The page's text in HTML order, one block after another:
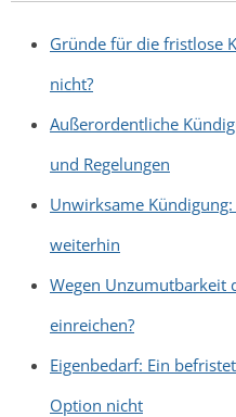
Gründe für die fristlose
nicht?
Außerordentliche
und Regelungen
Unwirksame
weiterhin
Wegen Unzumutbarkeit
einreichen?
Eigenbedarf: Ein
Option nicht